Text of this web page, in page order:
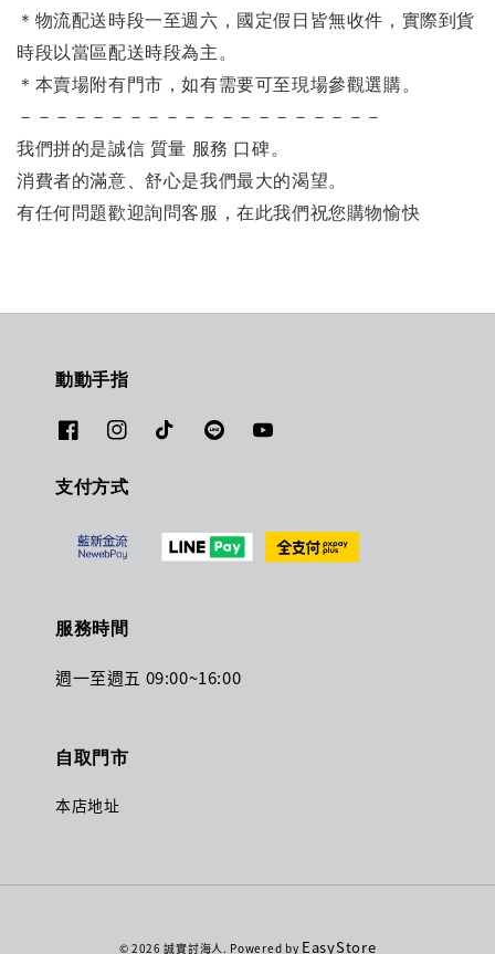
＊物流配送時段一至週六，國定假日皆無收件，實際到貨
時段以當區配送時段為主。
＊本賣場附有門市，如有需要可至現場參觀選購。
－－－－－－－－－－－－－－－－－－－－
我們拼的是誠信 質量 服務 口碑。
消費者的滿意、舒心是我們最大的渴望。
有任何問題歡迎詢問客服，在此我們祝您購物愉快
動動手指
支付方式
服務時間
週一至週五 09:00~16:00
自取門市
本店地址
© 2026 誠實討海人. Powered by EasyStore